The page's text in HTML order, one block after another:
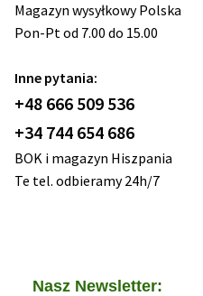
Magazyn wysyłkowy Polska
Pon-Pt od 7.00 do 15.00
Inne pytania:
+48 666 509 536
+34 744 654 686
BOK i magazyn Hiszpania
Te tel. odbieramy 24h/7
Nasz Newsletter: